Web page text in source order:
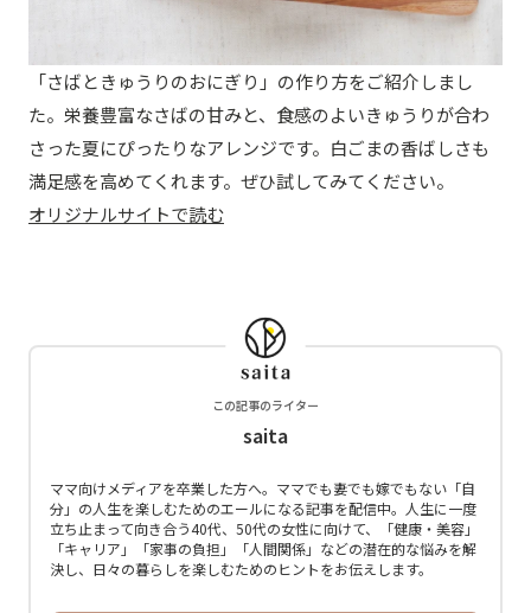
「さばときゅうりのおにぎり」の作り方をご紹介しまし
た。栄養豊富なさばの甘みと、食感のよいきゅうりが合わ
さった夏にぴったりなアレンジです。白ごまの香ばしさも
満足感を高めてくれます。ぜひ試してみてください。
オリジナルサイトで読む
この記事のライター
saita
ママ向けメディアを卒業した方へ。ママでも妻でも嫁でもない「自
分」の人生を楽しむためのエールになる記事を配信中。人生に一度
立ち止まって向き合う40代、50代の女性に向けて、「健康・美容」
「キャリア」「家事の負担」「人間関係」などの潜在的な悩みを解
決し、日々の暮らしを楽しむためのヒントをお伝えします。